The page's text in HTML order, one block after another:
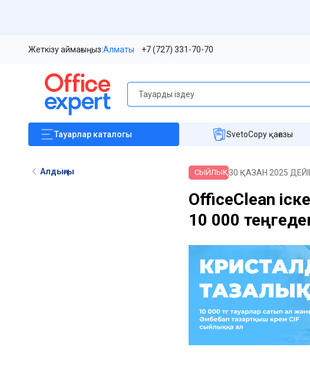
Жеткізу аймағыңыз:Алматы +7 (727) 331-70-70
Тауарлар каталогы SvetoCopy қағазы
Алдыңғы СЫЙЛЫҚ 30 ҚАЗАН 2025
OfficeClean
10 000